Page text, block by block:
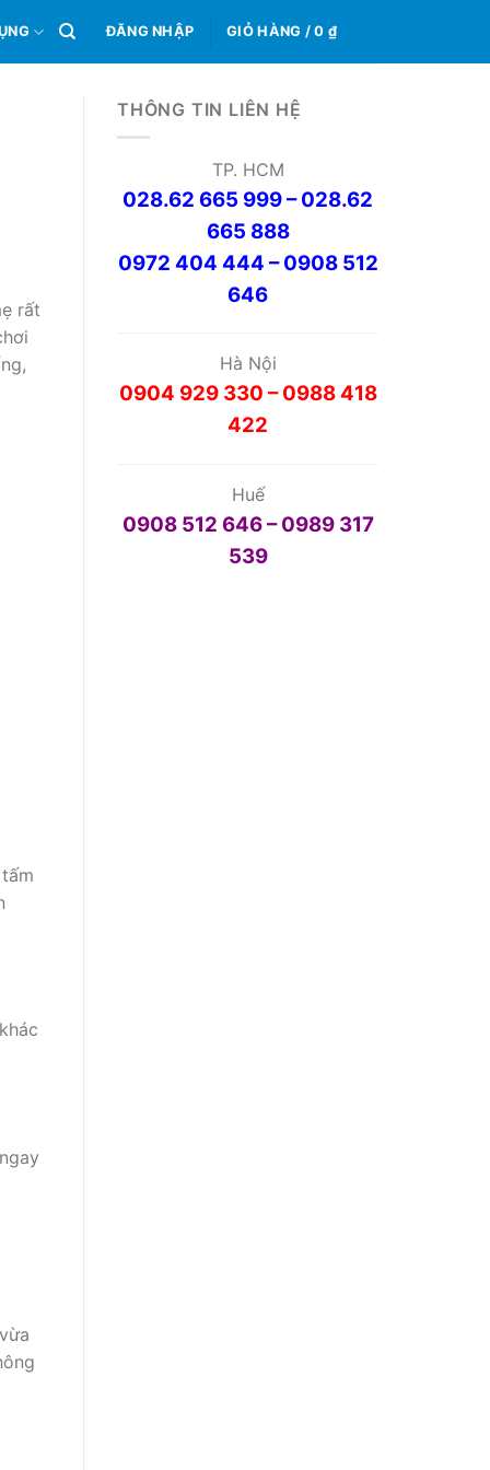
ĐĂNG NHẬP GIỎ HÀNG /0 ₫
rất
THÔNG TIN LIÊN HỆ
TP. HCM
028.62 665 999 – 028.62
665 888
0972 404 444 – 0908 512
646
Hà Nội
0904 929 330 – 0988 418
422
Huế
0908 512 646 – 0989 317
539